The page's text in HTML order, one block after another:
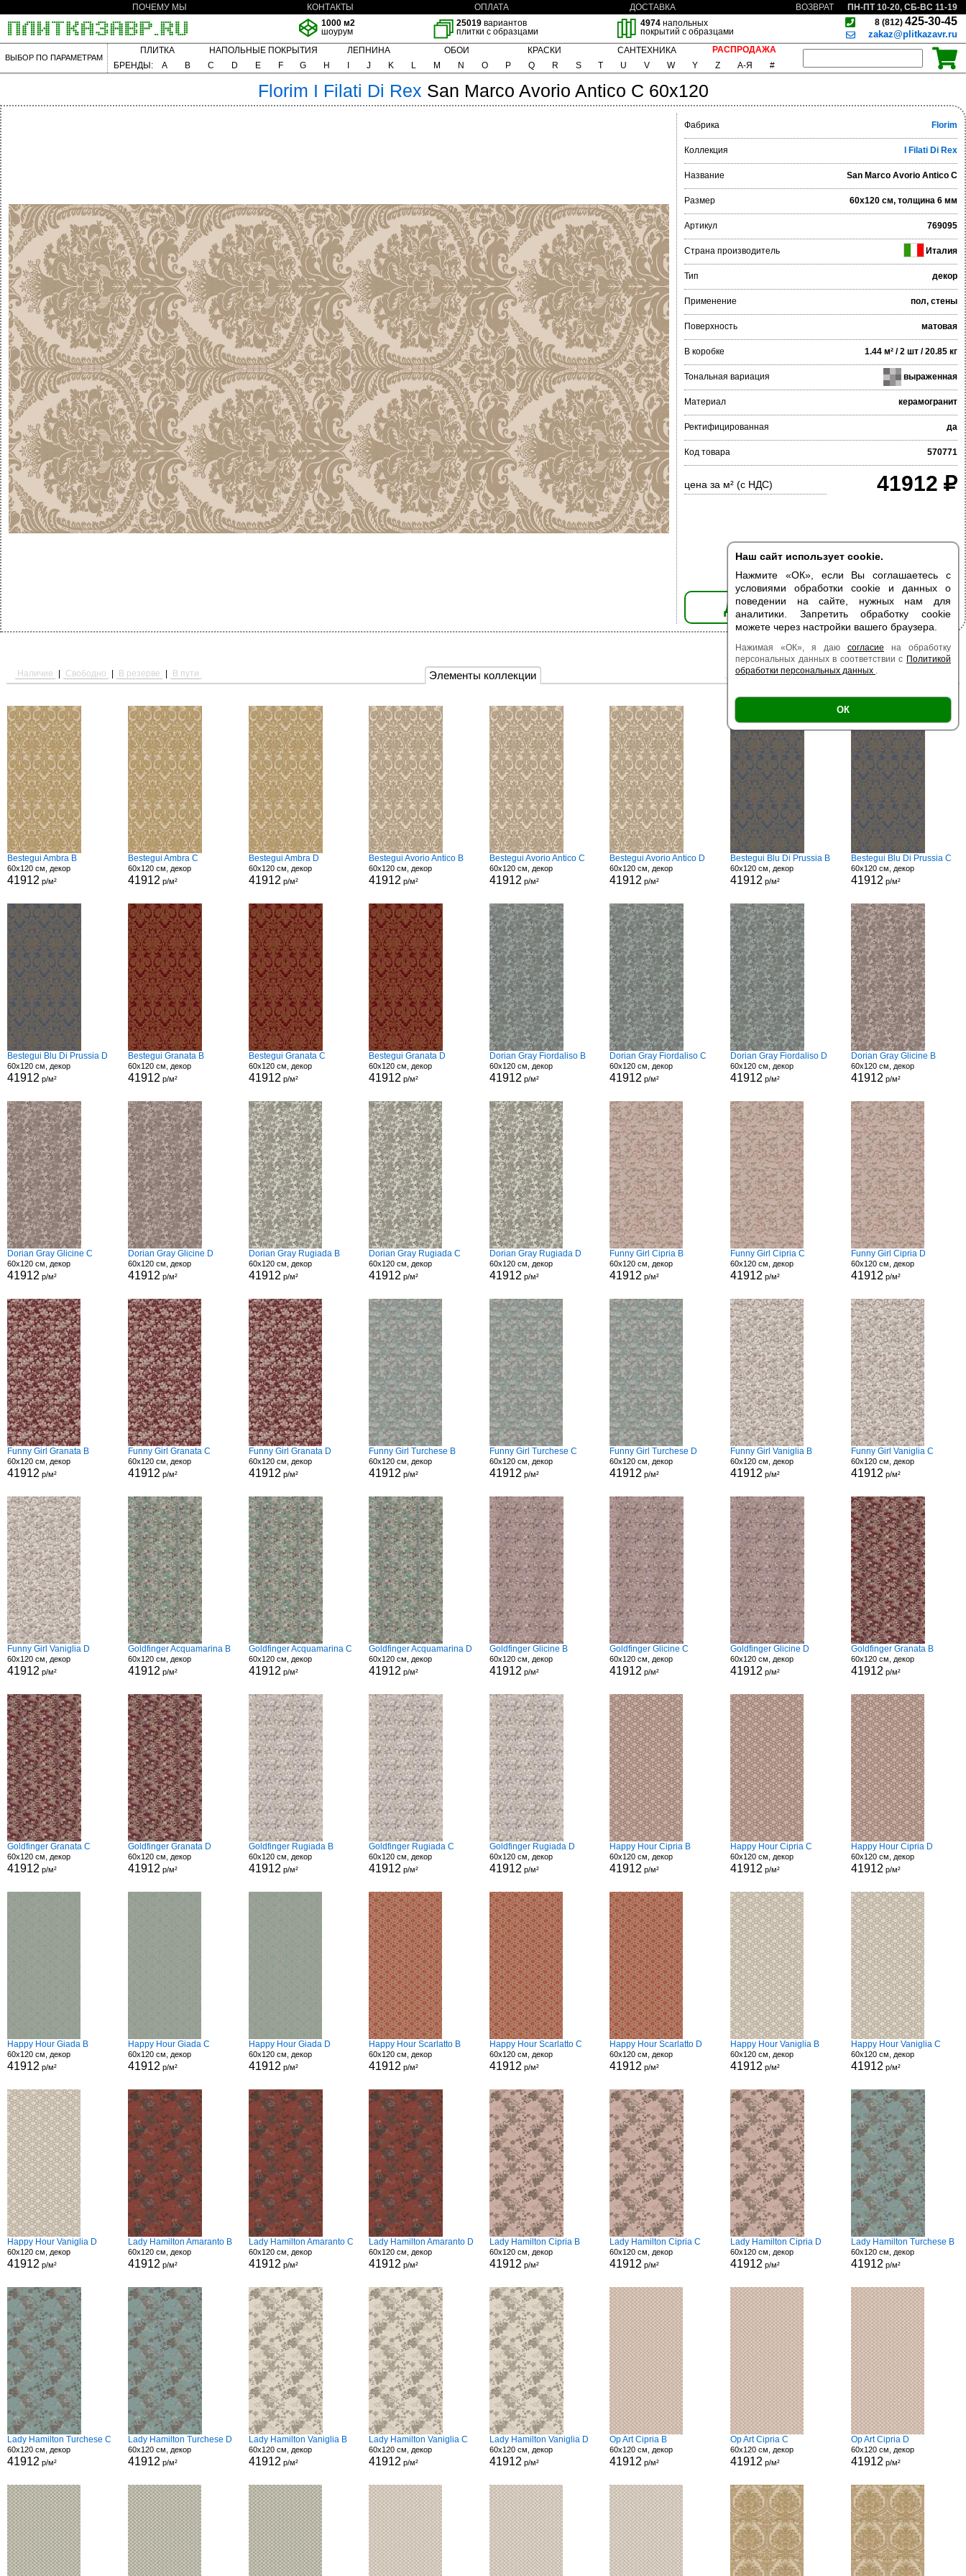
Наш сайт использует cookie.
Нажмите «ОК», если Вы соглашаетесь с
условиями обработки cookie и данных о
поведении на сайте, нужных нам для
аналитики. Запретить обработку cookie
можете через настройки вашего браузера.
Нажимая «ОК», я даю согласие на обработку
персональных данных в соответствии с Политикой
обработки персональных данных .
ОК
ПОЧЕМУ МЫ КОНТАКТЫ ОПЛАТА ДОСТАВКА ВОЗВРАТ
ПН-ПТ 10-20, СБ-ВС 11-19
1000 м2
шоурум
25019 вариантов
плитки с образцами
4974напольных
покрытий с образцами
8 (812) 425-30-45
zakaz@plitkazavr.ru
ВЫБОР ПО ПАРАМЕТРАМ
ПЛИТКА НАПОЛЬНЫЕ ПОКРЫТИЯ ЛЕПНИНА ОБОИ КРАСКИ САНТЕХНИКА
РАСПРОДАЖА
БРЕНДЫ:
A B C D E F G H J K L M N O P Q R S T U V W Y Z А-Я #
Florim I Filati Di Rex San Marco Avorio Antico C 60x120
Фабрика Florim
Коллекция I Filati Di Rex
Название San Marco Avorio Antico C
Размер 60x120 см, толщина 6 мм
Артикул 769095
Страна производитель Италия
Тип декор
Применение пол, стены
Поверхность матовая
В коробке 1.44 м² / 2 шт / 20.85 кг
Тональная вариация выраженная
Материал керамогранит
Ректифицированная да
Код товара 570771
цена за м² (с НДС) 41912
ДОБАВИТЬ В КОРЗИНУ
Элементы коллекции
Наличие Свободно В резерве В пути Есть образец | Поверхность |
Bestegui Ambra B
60x120 см, декор
41912 р/м²
Bestegui Ambra C
60x120 см, декор
41912 р/м²
Bestegui Ambra D
60x120 см, декор
41912 р/м²
Bestegui Avorio Antico B
60x120 см, декор
41912 р/м²
Bestegui Avorio Antico C
60x120 см, декор
41912 р/м²
Bestegui Avorio Antico D
60x120 см, декор
41912 р/м²
Bestegui Blu Di Prussia B
60x120 см, декор
41912 р/м²
Bestegui Blu Di Prussia C
60x120 см, декор
41912 р/м²
Bestegui Blu Di Prussia D
60x120 см, декор
41912 р/м²
Bestegui Granata B
60x120 см, декор
41912 р/м²
Bestegui Granata C
60x120 см, декор
41912 р/м²
Bestegui Granata D
60x120 см, декор
41912 р/м²
Dorian Gray Fiordaliso B
60x120 см, декор
41912 р/м²
Dorian Gray Fiordaliso C
60x120 см, декор
41912 р/м²
Dorian Gray Fiordaliso D
60x120 см, декор
41912 р/м²
Dorian Gray Glicine B
60x120 см, декор
41912 р/м²
Dorian Gray Glicine C
60x120 см, декор
41912 р/м²
Dorian Gray Glicine D
60x120 см, декор
41912 р/м²
Dorian Gray Rugiada B
60x120 см, декор
41912 р/м²
Dorian Gray Rugiada C
60x120 см, декор
41912 р/м²
Dorian Gray Rugiada D
60x120 см, декор
41912 р/м²
Funny Girl Cipria B
60x120 см, декор
41912 р/м²
Funny Girl Cipria C
60x120 см, декор
41912 р/м²
Funny Girl Cipria D
60x120 см, декор
41912 р/м²
Funny Girl Granata B
60x120 см, декор
41912 р/м²
Funny Girl Granata C
60x120 см, декор
41912 р/м²
Funny Girl Granata D
60x120 см, декор
41912 р/м²
Funny Girl Turchese B
60x120 см, декор
41912 р/м²
Funny Girl Turchese C
60x120 см, декор
41912 р/м²
Funny Girl Turchese D
60x120 см, декор
41912 р/м²
Funny Girl Vaniglia B
60x120 см, декор
41912 р/м²
Funny Girl Vaniglia C
60x120 см, декор
41912 р/м²
Funny Girl Vaniglia D
60x120 см, декор
41912 р/м²
Goldfinger Acquamarina B
60x120 см, декор
41912 р/м²
Goldfinger Acquamarina C
60x120 см, декор
41912 р/м²
Goldfinger Acquamarina D
60x120 см, декор
41912 р/м²
Goldfinger Glicine B
60x120 см, декор
41912 р/м²
Goldfinger Glicine C
60x120 см, декор
41912 р/м²
Goldfinger Glicine D
60x120 см, декор
41912 р/м²
Goldfinger Granata B
60x120 см, декор
41912 р/м²
Goldfinger Granata C
60x120 см, декор
41912 р/м²
Goldfinger Granata D
60x120 см, декор
41912 р/м²
Goldfinger Rugiada B
60x120 см, декор
41912 р/м²
Goldfinger Rugiada C
60x120 см, декор
41912 р/м²
Goldfinger Rugiada D
60x120 см, декор
41912 р/м²
Happy Hour Cipria B
60x120 см, декор
41912 р/м²
Happy Hour Cipria C
60x120 см, декор
41912 р/м²
Happy Hour Cipria D
60x120 см, декор
41912 р/м²
Happy Hour Giada B
60x120 см, декор
41912 р/м²
Happy Hour Giada C
60x120 см, декор
41912 р/м²
Happy Hour Giada D
60x120 см, декор
41912 р/м²
Happy Hour Scarlatto B
60x120 см, декор
41912 р/м²
Happy Hour Scarlatto C
60x120 см, декор
41912 р/м²
Happy Hour Scarlatto D
60x120 см, декор
41912 р/м²
Happy Hour Vaniglia B
60x120 см, декор
41912 р/м²
Happy Hour Vaniglia C
60x120 см, декор
41912 р/м²
Happy Hour Vaniglia D
60x120 см, декор
41912 р/м²
Lady Hamilton Amaranto B
60x120 см, декор
41912 р/м²
Lady Hamilton Amaranto C
60x120 см, декор
41912 р/м²
Lady Hamilton Amaranto D
60x120 см, декор
41912 р/м²
Lady Hamilton Cipria B
60x120 см, декор
41912 р/м²
Lady Hamilton Cipria C
60x120 см, декор
41912 р/м²
Lady Hamilton Cipria D
60x120 см, декор
41912 р/м²
Lady Hamilton Turchese B
60x120 см, декор
41912 р/м²
Lady Hamilton Turchese C
60x120 см, декор
41912 р/м²
Lady Hamilton Turchese D
60x120 см, декор
41912 р/м²
Lady Hamilton Vaniglia B
60x120 см, декор
41912 р/м²
Lady Hamilton Vaniglia C
60x120 см, декор
41912 р/м²
Lady Hamilton Vaniglia D
60x120 см, декор
41912 р/м²
Op Art Cipria B
60x120 см, декор
41912 р/м²
Op Art Cipria C
60x120 см, декор
41912 р/м²
Op Art Cipria D
60x120 см, декор
41912 р/м²